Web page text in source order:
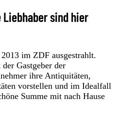
sind hier
im ZDF ausgestrahlt.
der Gastgeber der
ihre Antiquitäten,
vorstellen und im Idealfall
Summe mit nach Hause